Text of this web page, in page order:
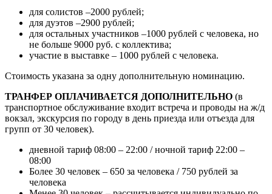
для солистов –2000 рублей;
для дуэтов –2900 рублей;
для остальных участников –1000 рублей с человека, но
не больше 9000 руб. с коллектива;
участие в выставке – 1000 рублей с человека.
Стоимость указана за одну дополнительную номинацию.
ТРАНФЕР ОПЛАЧИВАЕТСЯ ДОПОЛНИТЕЛЬНО (в
транспортное обслуживание входит встреча и проводы на ж/д
вокзал, экскурсия по городу в день приезда или отъезда для
групп от 30 человек).
дневной тариф 08:00 – 22:00 / ночной тариф 22:00 –
08:00
Более 30 человек – 650 за человека / 750 рублей за
человека